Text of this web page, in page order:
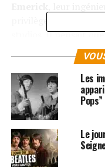
privilège d’assister à
studios. Il pensait
telle expérience. En
été stupéfait de
cinquante ans plus
La tournée du
notamment en
joueront deux jours
avons la chance
avec 8 concerts en
Les
Le